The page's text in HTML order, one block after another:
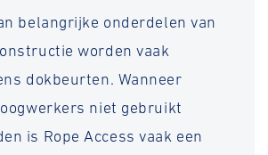
belangrijke onderdelen van
worden vaak
dokbeurten. Wanneer
niet gebruikt
is Rope Access vaak een